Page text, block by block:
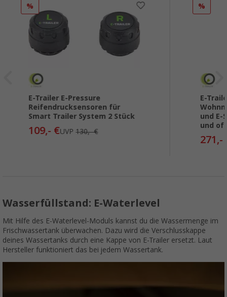
%
E-Trailer E-Pressure
Reifendrucksensoren für
Smart Trailer System 2 Stück
109,- €UVP130,- €
%
E-
und E-
und
271,-
Wasserfüllstand: E-Waterlevel
Mit Hilfe des E-Waterlevel-Moduls kannst du die Wassermenge im
Frischwassertank überwachen. Dazu wird die Verschlusskappe
deines Wassertanks durch eine Kappe von E-Trailer ersetzt. Laut
Hersteller funktioniert das bei jedem Wassertank.